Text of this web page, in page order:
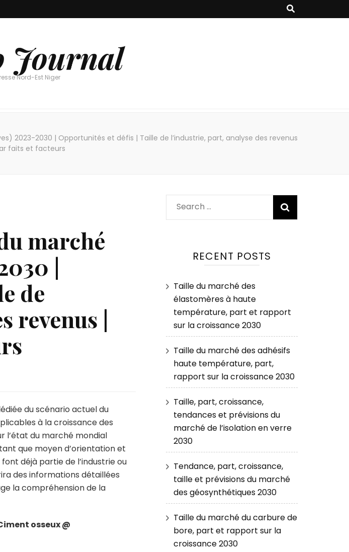
Journal
Nord-Est Niger
2023-2030 | Opportunités et défis | Taille de l’industrie, part, analyse des revenus
faits et facteurs
marché
|
de
revenus |
du scénario actuel du
à la croissance des
l’état du marché mondial
que moyen d’orientation et
déjà partie de l’industrie ou
des informations détaillées
la compréhension de la
osseux @
Search
for:
RECENT POSTS
Taille du marché des
élastomères à haute
température, part et rapport
sur la croissance 2030
Taille du marché des adhésifs
haute température, part,
rapport sur la croissance 2030
Taille, part, croissance,
tendances et prévisions du
marché de l’isolation en verre
2030
Tendance, part, croissance,
taille et prévisions du marché
des géosynthétiques 2030
Taille du marché du carbure de
bore, part et rapport sur la
croissance 2030